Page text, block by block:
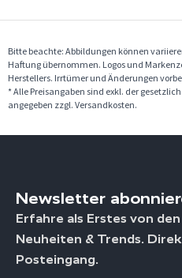
Bitte beachte: Abbildungen können
Haftung übernommen. Logos und
Herstellers. Irrtümer und Änderungen
* Alle Preisangaben sind exkl. der
angegeben zzgl. Versandkosten.
Newsletter
Erfahre als Erstes von
Neuheiten & Trends.
Posteingang.